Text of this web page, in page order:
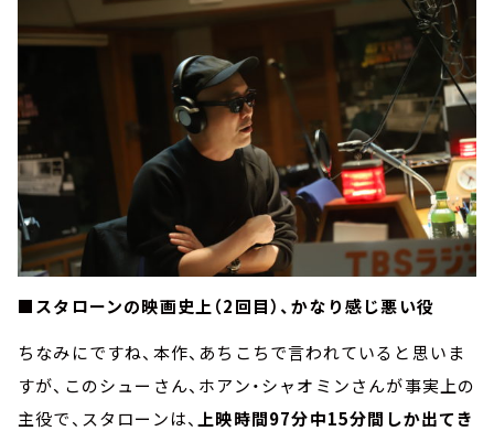
■スタローンの映画史上（2回目）、かなり感じ悪い役
ちなみにですね、本作、あちこちで言われていると思いま
すが、このシューさん、ホアン・シャオミンさんが事実上の
主役で、スタローンは、 上映時間97分中15分間しか出てき